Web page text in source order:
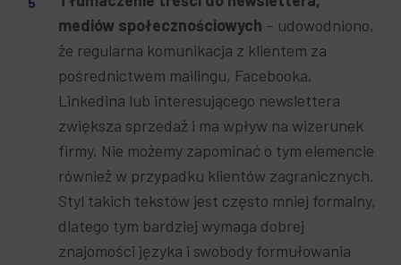
mediów społecznościowych – udowodniono,
że regularna komunikacja z klientem za
pośrednictwem mailingu, Facebooka,
Linkedina lub interesującego newslettera
zwiększa sprzedaż i ma wpływ na wizerunek
firmy. Nie możemy zapominać o tym elemencie
również w przypadku klientów zagranicznych.
Styl takich tekstów jest często mniej formalny,
dlatego tym bardziej wymaga dobrej
znajomości języka i swobody formułowania